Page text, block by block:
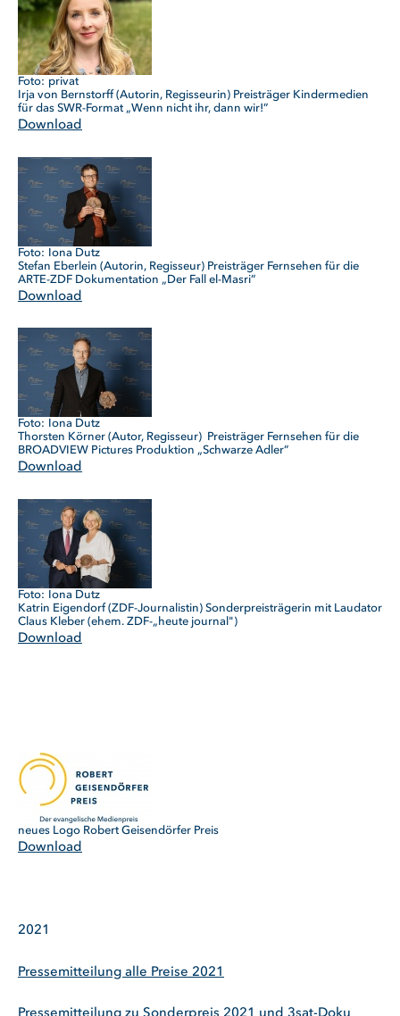
privat
Irja von Bernstorff (Autorin, Regisseurin) Preisträger Kindermedien
für das SWR-Format „Wenn nicht ihr, dann wir!”
Download
Iona Dutz
Stefan Eberlein (Autorin, Regisseur) Preisträger Fernsehen für die
ARTE-ZDF Dokumentation „Der Fall el-Masri”
Download
Iona Dutz
Thorsten Körner (Autor, Regisseur) Preisträger Fernsehen für die
BROADVIEW Pictures Produktion „Schwarze Adler”
Download
Iona Dutz
Katrin Eigendorf (ZDF-Journalistin) Sonderpreisträgerin mit Laudator
Claus Kleber (ehem. ZDF-„heute journal")
Download
neues Logo Robert Geisendörfer Preis
Download
2021
Pressemitteilung alle Preise 2021